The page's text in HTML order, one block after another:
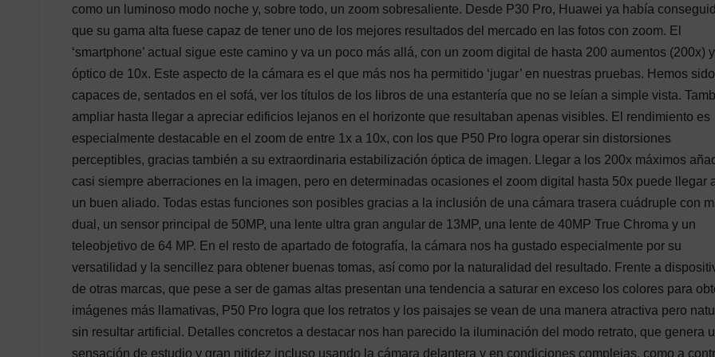
como un luminoso modo noche y, sobre todo, un zoom sobresaliente. Desde P30 Pro, Huawei ya había
que su gama alta fuese capaz de tener uno de los mejores resultados del mercado en las fotos con zoom. El
‘smartphone’ actual sigue este camino y va un poco más allá, con un zoom digital de hasta 200 aumentos (200x) y
óptico de 10x. Este aspecto de la cámara es el que más nos ha permitido ‘jugar’ en nuestras pruebas. Hemos sido
capaces de, sentados en el sofá, ver los títulos de los libros de una estantería que no se leían a simple vista.
ampliar hasta llegar a apreciar edificios lejanos en el horizonte que resultaban apenas visibles. El rendimiento es
especialmente destacable en el zoom de entre 1x a 10x, con los que P50 Pro logra operar sin distorsiones
perceptibles, gracias también a su extraordinaria estabilización óptica de imagen. Llegar a los 200x máximos
casi siempre aberraciones en la imagen, pero en determinadas ocasiones el zoom digital hasta 50x puede llegar
un buen aliado. Todas estas funciones son posibles gracias a la inclusión de una cámara trasera cuádruple con
dual, un sensor principal de 50MP, una lente ultra gran angular de 13MP, una lente de 40MP True Chroma y un
teleobjetivo de 64 MP. En el resto de apartado de fotografía, la cámara nos ha gustado especialmente por su
versatilidad y la sencillez para obtener buenas tomas, así como por la naturalidad del resultado. Frente a
de otras marcas, que pese a ser de gamas altas presentan una tendencia a saturar en exceso los colores para
imágenes más llamativas, P50 Pro logra que los retratos y los paisajes se vean de una manera atractiva pero
sin resultar artificial. Detalles concretos a destacar nos han parecido la iluminación del modo retrato, que genera
sensación de estudio y gran nitidez incluso usando la cámara delantera y en condiciones complejas, como a